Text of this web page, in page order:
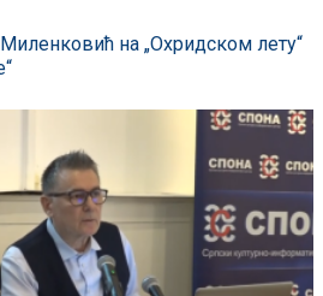
на „Охридском лету“